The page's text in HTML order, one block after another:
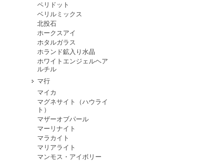
ペリドット
ベリルミックス
北投石
ホークスアイ
ホタルガラス
ホランド鉱入り水晶
ホワイトエンジェルヘア
ルチル
マ行
マイカ
マグネサイト（ハウライ
ト）
マザーオブパール
マーリナイト
マラカイト
マリアライト
マンモス・アイボリー